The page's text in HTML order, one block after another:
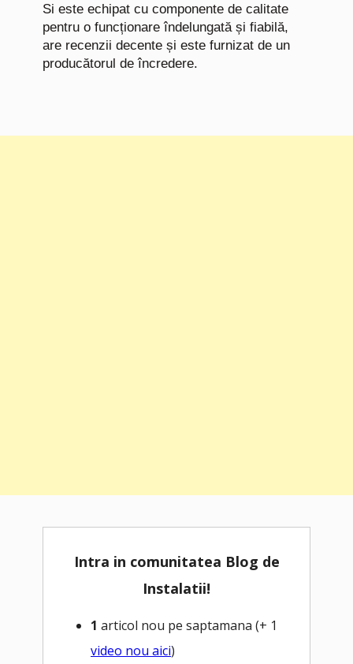
Si este echipat cu componente de calitate
pentru o funcționare îndelungată și fiabilă,
are recenzii decente și este furnizat de un
producătorul de încredere.